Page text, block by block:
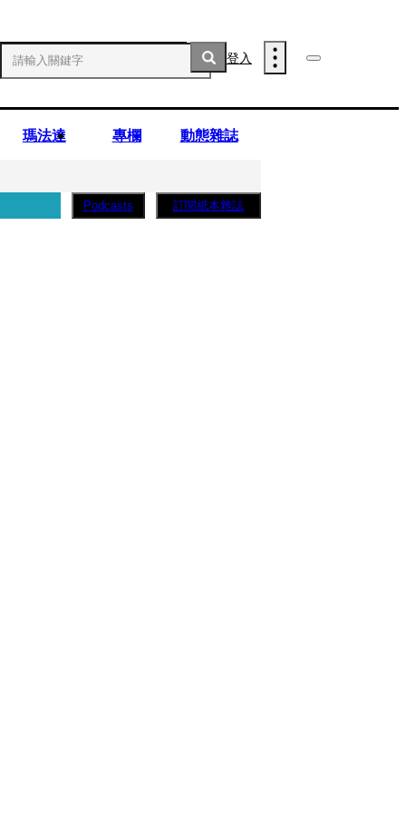
登入
瑪法達 專欄 動態雜誌
Podcasts 訂閱紙本雜誌